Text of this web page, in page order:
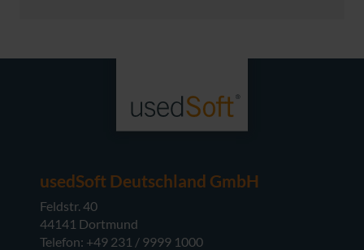
usedSoft Deutschland GmbH
Feldstr. 40
44141 Dortmund
Telefon: +49 231 / 9999 1000